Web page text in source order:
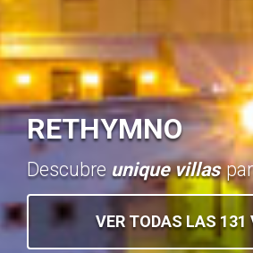
RETHYMNO
Descubre unique villas
VER TODAS LAS 131